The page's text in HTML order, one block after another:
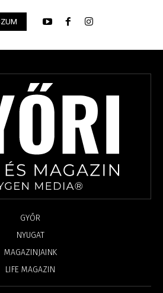
GYŐR
NYUGAT
MAGAZINJAINK
LIFE MAGAZIN